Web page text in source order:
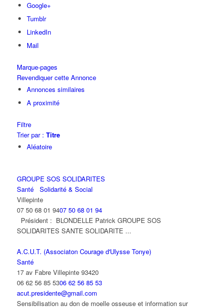
Google+
Tumblr
LinkedIn
Mail
Marque-pages
Revendiquer cette Annonce
Annonces similaires
A proximité
Filtre
Trier par : Titre
Aléatoire
GROUPE SOS SOLIDARITES
Santé
Solidarité & Social
Villepinte
07 50 68 01 9407 50 68 01 94
Président : BLONDELLE Patrick GROUPE SOS
SOLIDARITES SANTE SOLIDARITE ...
A.C.U.T. (Associaton Courage d'Ulysse Tonye)
Santé
17 av Fabre Villepinte 93420
06 62 56 85 5306 62 56 85 53
acut.presidente@gmail.com
Sensibilisation au don de moelle osseuse et information sur